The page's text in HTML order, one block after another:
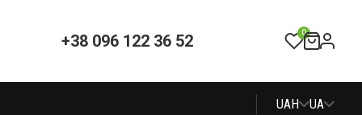
+38 096 122 36 52 0
UAH UA